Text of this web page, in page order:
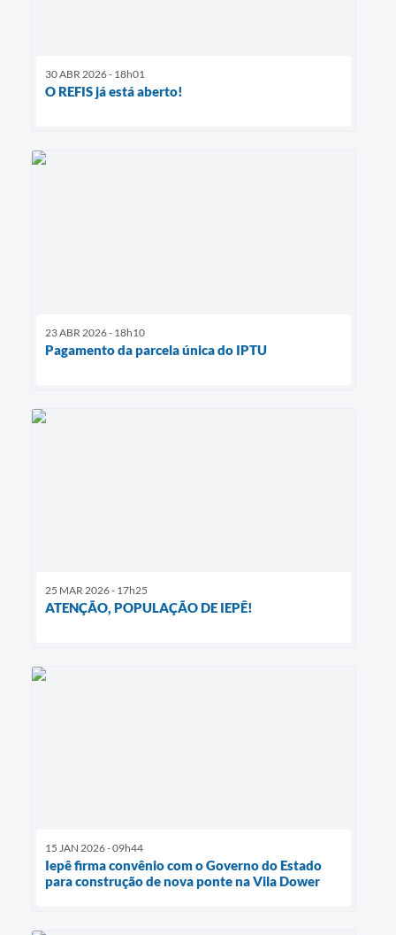
30 ABR 2026 - 18h01
O REFIS já está aberto!
23 ABR 2026 - 18h10
Pagamento da parcela única do IPTU
25 MAR 2026 - 17h25
ATENÇÃO, POPULAÇÃO DE IEPÊ!
15 JAN 2026 - 09h44
Iepê firma convênio com o Governo do Estado
para construção de nova ponte na Vila Dower